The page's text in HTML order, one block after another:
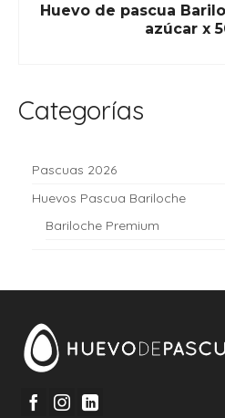
Huevo de pascua
azúcar x
Categorías
Pascuas 2026
Huevos Pascua Bariloche
Bariloche Premium